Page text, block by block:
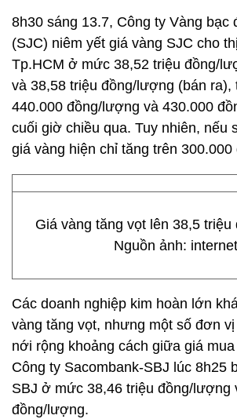
8h30 sáng 13.7, Công ty Vàng bạc
(SJC) niêm yết giá vàng SJC cho
Tp.HCM ở mức 38,52 triệu đồng/
và 38,58 triệu đồng/lượng (bán
440.000 đồng/lượng và 430.000
cuối giờ chiều qua. Tuy nhiên, nếu
giá vàng hiện chỉ tăng trên
Giá vàng tăng vọt lên 38,5
Nguồn ảnh: internet
Các doanh nghiệp kim hoàn lớn
vàng tăng vọt, nhưng một số đơn
nới rộng khoảng cách giữa giá
Công ty Sacombank-SBJ lúc 8h25
SBJ ở mức 38,46 triệu đồng/lượng
đồng/lượng.